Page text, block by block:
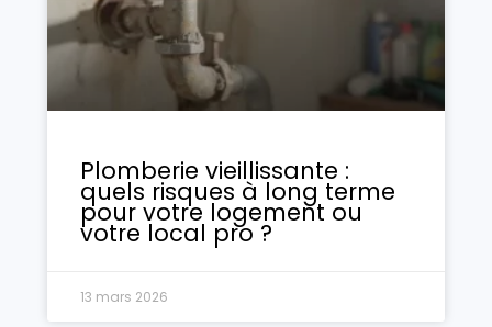
Plomberie vieillissante :
quels risques à long terme
pour votre logement ou
votre local pro ?
13 mars 2026